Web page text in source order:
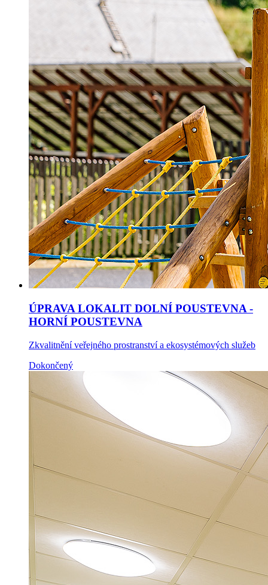
ÚPRAVA LOKALIT DOLNÍ POUSTEVNA -
HORNÍ POUSTEVNA
Zkvalitnění veřejného prostranství a ekosystémových služeb
Dokončený